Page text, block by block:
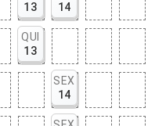
13
14
QUI
13
SEX
14